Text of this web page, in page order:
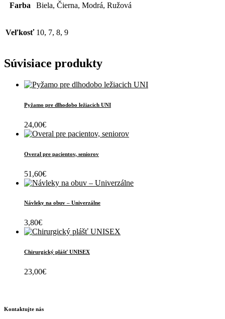
Farba Biela, Čierna, Modrá, Ružová
Veľkosť 10, 7, 8, 9
Súvisiace produkty
Pyžamo pre dlhodobo ležiacich UNI
24,00€
Overal pre pacientov, seniorov
51,60€
Návleky na obuv – Univerzálne
3,80€
Chirurgický plášť UNISEX
23,00€
Kontaktujte nás